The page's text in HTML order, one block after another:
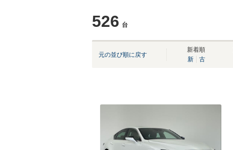
526 台
元の並び順に戻す
新着順
新
古